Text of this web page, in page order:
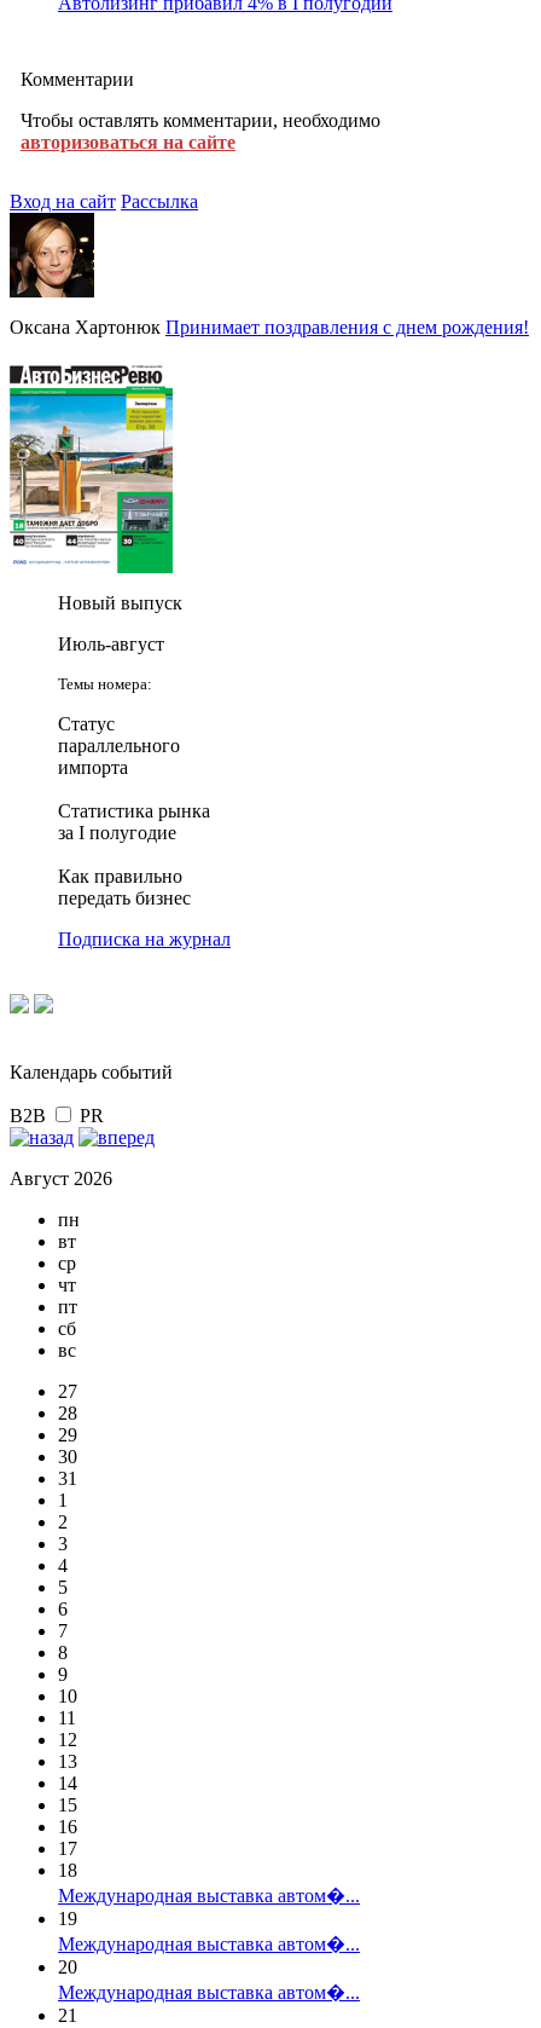
Комментарии
Чтобы оставлять комментарии, необходимо
авторизоваться на сайте
Вход на сайт Рассылка
Оксана Хартонюк Принимает поздравления с днем рождения!
Новый выпуск
Июль-август
Темы номера:
Статус
параллельного
импорта
Статистика рынка
за I полугодие
Как правильно
передать бизнес
Подписка на журнал
Календарь событий
B2B PR
Август 2026
пн
вт
ср
чт
пт
сб
вс
27
28
29
30
31
1
2
3
4
5
6
7
8
9
10
11
12
13
14
15
16
17
18
Международная выставка автом�...
19
Международная выставка автом�...
20
Международная выставка автом�...
21